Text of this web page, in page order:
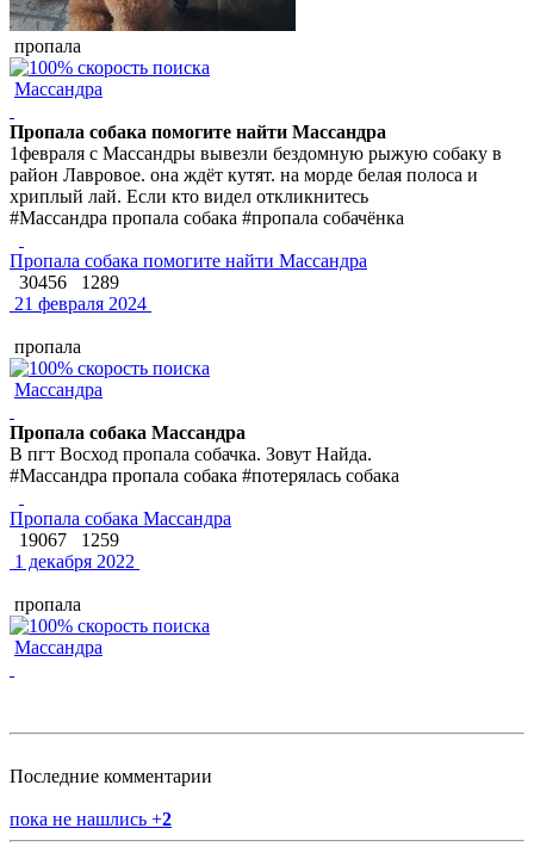
пропала
Массандра
Пропала собака помогите найти Массандра
1февраля с Массандры вывезли бездомную рыжую собаку в
район Лавровое. она ждёт кутят. на морде белая полоса и
хриплый лай. Если кто видел откликнитесь
#Массандра пропала собака #пропала собачёнка
Пропала собака помогите найти Массандра
30456
1289
21 февраля 2024
пропала
Массандра
Пропала собака Массандра
В пгт Восход пропала собачка. Зовут Найда.
#Массандра пропала собака #потерялась собака
Пропала собака Массандра
19067
1259
1 декабря 2022
пропала
Массандра
Последние комментарии
пока не нашлись +2